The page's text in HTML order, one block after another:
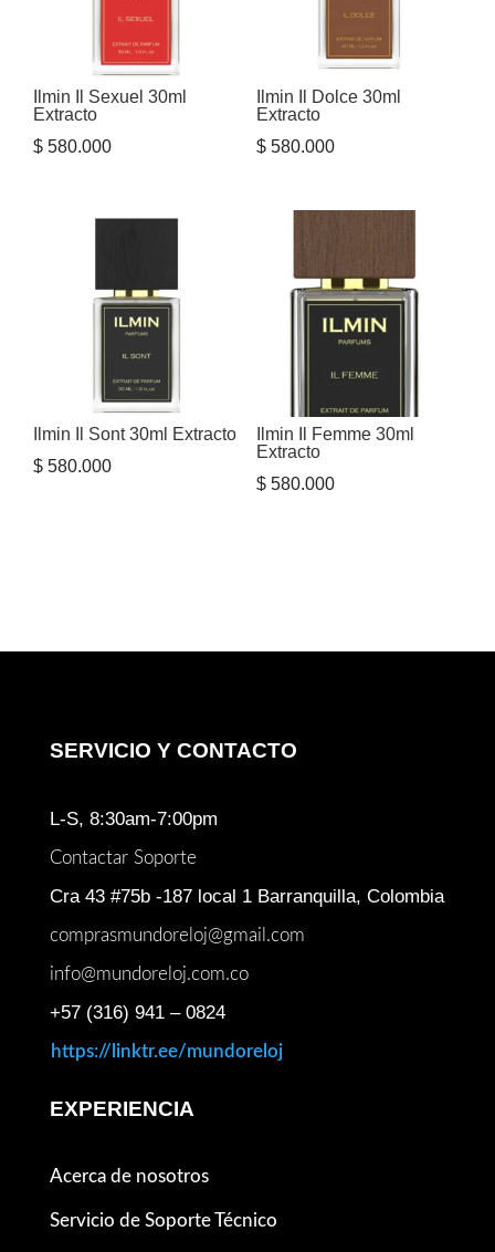
Ilmin Il Sexuel 30ml
Extracto
$ 580.000
Ilmin Il Dolce 30ml
Extracto
$580.000
Ilmin Il Sont 30ml Extracto
$ 580.000
Ilmin Il Femme 30ml
Extracto
$580.000
SERVICIO Y CONTACTO
L-S, 8:30am-7:00pm
Contactar Soporte
Cra 43 #75b -187 local 1 Barranquilla, Colombia
comprasmundoreloj@gmail.com
info@mundoreloj.com.co
+57 (316) 941 – 0824
https://linktr.ee/mundoreloj
EXPERIENCIA
Acerca de nosotros
Servicio de Soporte Técnico